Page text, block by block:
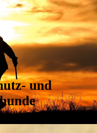
und
1949